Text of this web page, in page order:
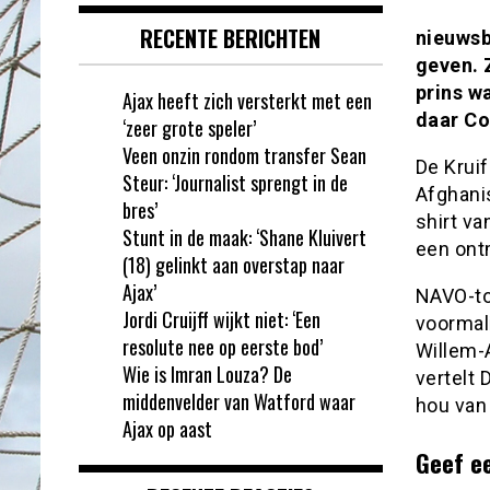
geven.
prins
daar
De
shirt
een
NAVO-
Willem-
vertelt
hou
Geef
RECENTE BERICHTEN
Ajax heeft zich versterkt met een
‘zeer grote speler’
Veen onzin rondom transfer Sean
Steur: ‘Journalist sprengt in de
bres’
Stunt in de maak: ‘Shane Kluivert
(18) gelinkt aan overstap naar
Ajax’
Jordi Cruijff wijkt niet: ‘Een
resolute nee op eerste bod’
Wie is Imran Louza? De
middenvelder van Watford waar
Ajax op aast